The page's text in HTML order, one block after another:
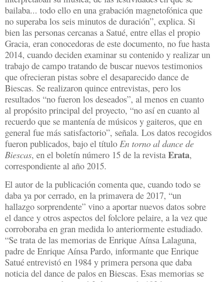
bailaba... todo ello en una grabación magnetofónica que
no superaba los seis minutos de duración”, explica. Si
bien las personas cercanas a Satué, entre ellas el propio
Gracia, eran conocedoras de este documento, no fue hasta
2014, cuando deciden examinar su contenido y realizar un
trabajo de campo tratando de buscar nuevos testimonios
que ofrecieran pistas sobre el desaparecido dance de
Biescas. Se realizaron quince entrevistas, pero los
resultados “no fueron los deseados”, al menos en cuanto
al propósito principal del proyecto, “no así en cuanto al
recuerdo que se mantenía de músicos y gaiteros, que en
general fue más satisfactorio”, señala. Los datos recogidos
fueron publicados, bajo el título En torno al dance de
Biescas, en el boletín número 15 de la revista Erata,
correspondiente al año 2015.
El autor de la publicación comenta que, cuando todo se
daba ya por cerrado, en la primavera de 2017, “un
hallazgo sorprendente” vino a aportar nuevos datos sobre
el dance y otros aspectos del folclore pelaire, a la vez que
corroboraba en gran medida lo anteriormente estudiado.
“Se trata de las memorias de Enrique Aínsa Lalaguna,
padre de Enrique Aínsa Pardo, informante que Enrique
Satué entrevistó en 1984 y primera persona que daba
noticia del dance de palos en Biescas. Esas memorias se